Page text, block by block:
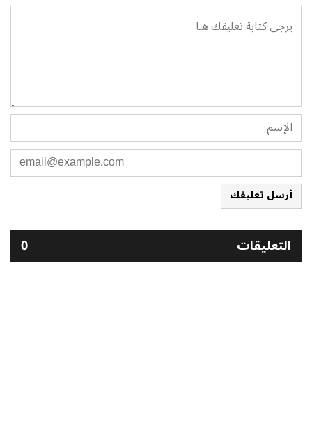
أرسل تعليقك
التعليقات 0